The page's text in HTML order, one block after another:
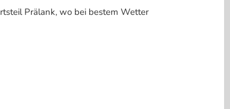
Prälank, wo bei bestem Wetter